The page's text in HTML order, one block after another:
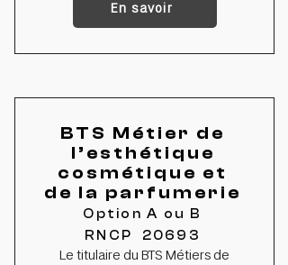
En savoir
BTS Métier de
l’esthétique
cosmétique et
de la parfumerie
Option A ou B
RNCP 20693
Le titulaire du BTS Métiers de